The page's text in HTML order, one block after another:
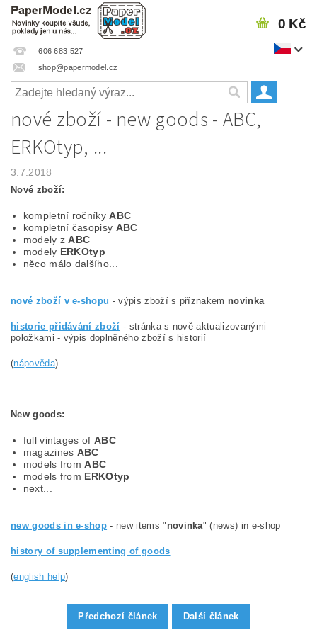
606 683 527
shop@papermodel.cz
0 Kč
nové zboží - new goods - ABC,
ERKOtyp, ...
3.7.2018
Nové zboží:
kompletní ročníkyABC
kompletní časopisy ABC
modely zABC
modely ERKOtyp
něco málo dalšího...
nové zboží v e-shopu - výpis zboží s příznakem novinka
historie přidávání zboží - stránka s nově aktualizovanými
položkami - výpis doplněného zboží s historií
(nápověda)
New goods:
full vintages ofABC
magazines ABC
models fromABC
models from ERKOtyp
next...
new goods in e-shop - new items " novinka" (news) in e-shop
history of supplementing of goods
(english help)
Předchozí článek Další článek